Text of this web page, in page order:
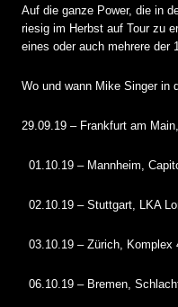
Auf die ganze Power, die in
riesig im Herbst auf Tour zu
eines oder auch mehrere der
Wo und wann Mike Singer in
29.09.19 – Frankfurt am
01.10.19 – Mannheim,
02.10.19 – Stuttgart, LKA
03.10.19 – Zürich, Komplex
06.10.19 – Bremen,